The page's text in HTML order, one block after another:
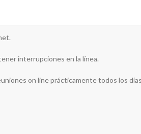
interrupciones en la línea.
on line prácticamente todos los